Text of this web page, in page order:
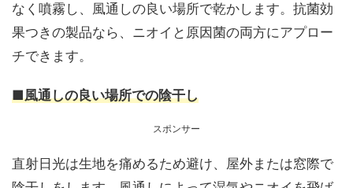
なく噴霧し、風通しの良い場所で乾かします。抗菌効
果つきの製品なら、ニオイと原因菌の両方にアプロー
チできます。
■風通しの良い場所での陰干し
スポンサー
直射日光は生地を痛めるため避け、屋外または窓際で